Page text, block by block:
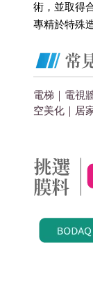
術，並取得
專精於特殊
電梯｜電視
空美化 ｜居